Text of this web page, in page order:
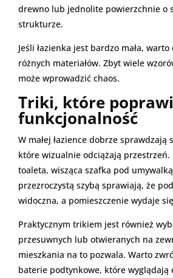
drewno lub jednolite powierzchnie o
strukturze.
Jeśli łazienka jest bardzo mała,
różnych materiałów. Zbyt wiele
może wprowadzić chaos.
Triki, które
funkcjonalność
W małej łazience dobrze sprawdzają
które wizualnie odciążają przestrzeń.
toaleta, wisząca szafka pod
przezroczystą szybą sprawiają, że
widoczna, a pomieszczenie wydaje
Praktycznym trikiem jest również
przesuwnych lub otwieranych na
mieszkania na to pozwala. Warto
baterie podtynkowe, które wyglądają